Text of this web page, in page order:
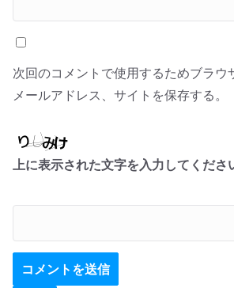
次回のコメントで使用するためブラウ
メールアドレス、サイトを保存する。
上に表示された文字を入力してくださ